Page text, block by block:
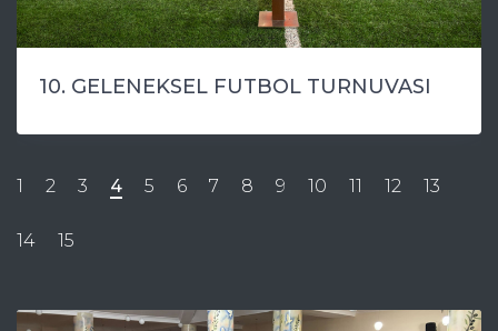
10. GELENEKSEL FUTBOL TURNUVASI